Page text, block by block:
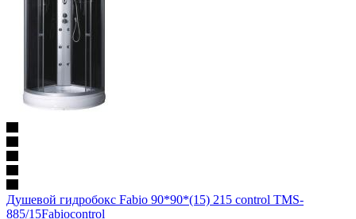
Душевой гидробокс Fabio 90*90*(15) 215 control TMS-
885/15Fabiocontrol